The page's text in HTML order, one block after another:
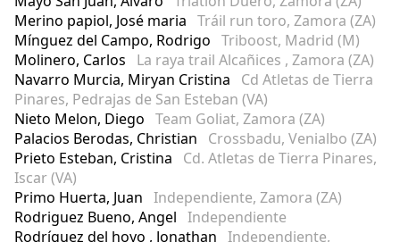
Merino papiol, José maria Tráil run toro, Zamora (ZA)
Mínguez del Campo, Rodrigo Triboost, Madrid (M)
Molinero, Carlos La raya trail Alcañices , Zamora (ZA)
Navarro Murcia, Miryan Cristina Cd Atletas de Tierra
Pinares, Pedrajas de San Esteban (VA)
Nieto Melon, Diego Team Goliat, Zamora (ZA)
Palacios Berodas, Christian Crossbadu, Venialbo (ZA)
Prieto Esteban, Cristina Cd. Atletas de Tierra Pinares,
Iscar (VA)
Primo Huerta, Juan Independiente, Zamora (ZA)
Rodriguez Bueno, Angel Independiente
Rodríguez del hoyo , Jonathan Independiente,